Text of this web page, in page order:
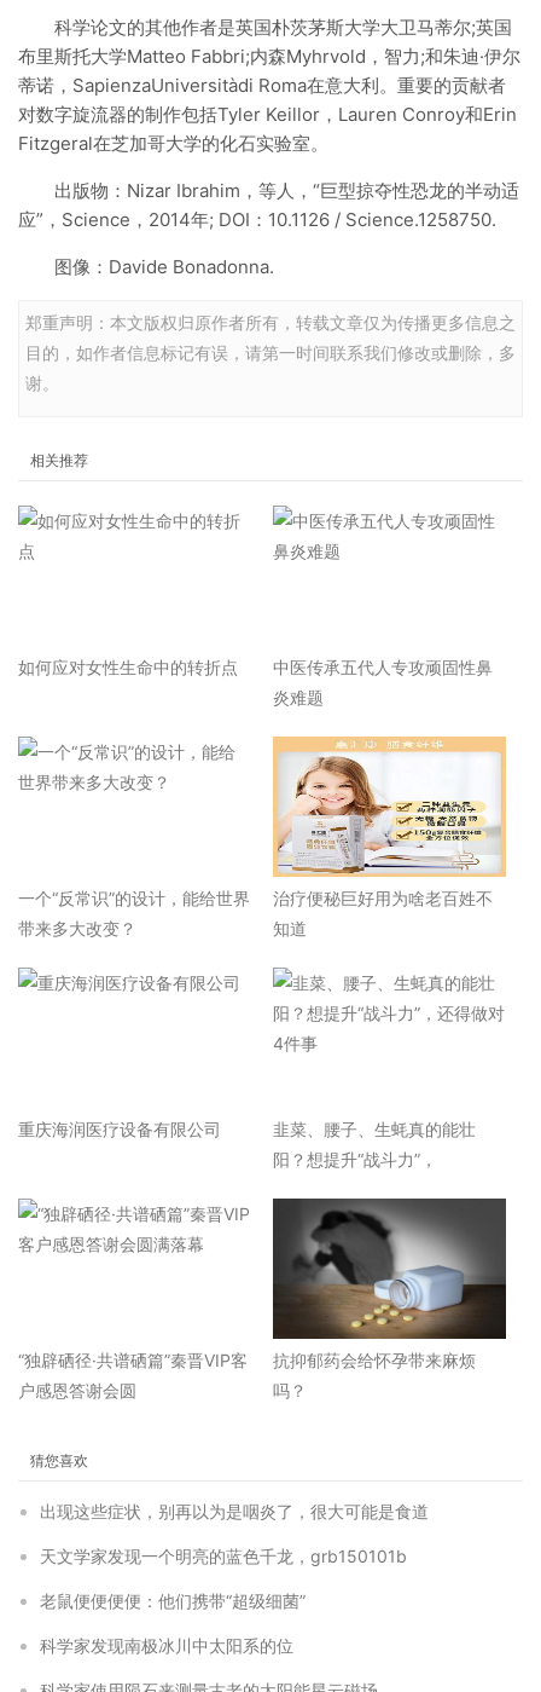
科学论文的其他作者是英国朴茨茅斯大学大卫马蒂尔;英国
布里斯托大学Matteo Fabbri;内森Myhrvold，智力;和朱迪·伊尔
蒂诺，SapienzaUniversitàdi Roma在意大利。重要的贡献者
对数字旋流器的制作包括Tyler Keillor，Lauren Conroy和Erin
Fitzgeral在芝加哥大学的化石实验室。
出版物：Nizar Ibrahim，等人，“巨型掠夺性恐龙的半动适
应”，Science，2014年; DOI：10.1126 / Science.1258750.
图像：Davide Bonadonna.
郑重声明：本文版权归原作者所有，转载文章仅为传播更多信息之
目的，如作者信息标记有误，请第一时间联系我们修改或删除，多
谢。
相关推荐
如何应对女性生命中的转折点
中医传承五代人专攻顽固性鼻
炎难题
一个“反常识”的设计，能给世界
带来多大改变？
治疗便秘巨好用为啥老百姓不
知道
重庆海润医疗设备有限公司
韭菜、腰子、生蚝真的能壮
阳？想提升“战斗力”，
“独辟硒径·共谱硒篇”秦晋VIP客
户感恩答谢会圆
抗抑郁药会给怀孕带来麻烦
吗？
猜您喜欢
出现这些症状，别再以为是咽炎了，很大可能是食道
天文学家发现一个明亮的蓝色千龙，grb150101b
老鼠便便便便：他们携带“超级细菌”
科学家发现南极冰川中太阳系的位